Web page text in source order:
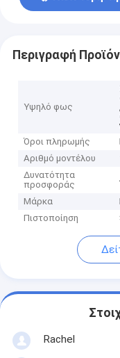
Περιγραφή
Υψηλό φως
,
Όροι πληρωμής
Αριθμό μοντέλου
Δυνατότητα
προσφοράς
Μάρκα
Πιστοποίηση
Rachel